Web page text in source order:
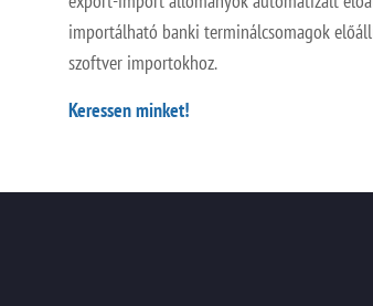
importálható banki terminálcsomagok
szoftver importokhoz.
Keressen minket!